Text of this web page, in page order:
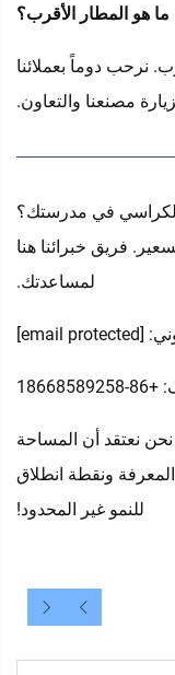
نرحب دوماً بعملائنا
مصنعنا والتعاون.
في مدرستك؟
فريق خبرائنا هنا
لمساعدتك.
[email protected]
نعتقد أن المساحة
المعرفة ونقطة انطلاق
للنمو غير المحدود!